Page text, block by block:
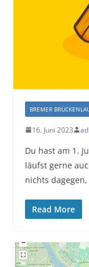
BREMER
16. Juni 2023
Du hast am 1.
läufst gerne
nichts dagegen,
Read More